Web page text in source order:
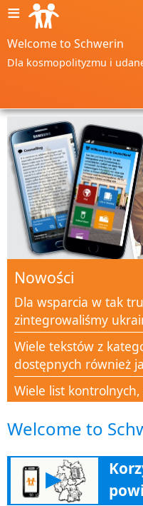
≡
Welcome to Schwerin
Dla kosmopolityzmu i
Nowości
Dla wsparcia w tak
zintegrowaliśmy
Wiele tekstów z
dostępnych również
Wiele list
Nowa kategoria
wszystkich ludzi w
Nowa sekcja
wskazówkami,
Welcome to
▶